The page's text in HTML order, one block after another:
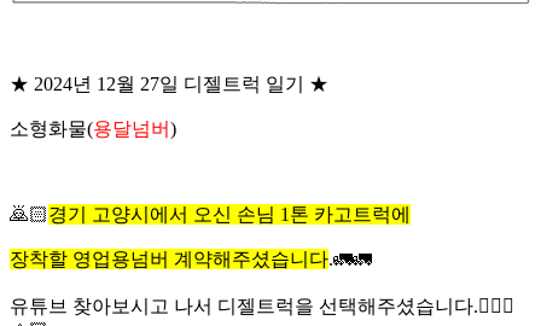
★ 2024년 12월 27일 디젤트럭 일기 ★
소형화물(용달넘버)
🙇🏻경기 고양시에서 오신 손님 1톤 카고트럭에
장착할 영업용넘버 계약해주셨습니다.🚛🚛
유튜브 찾아보시고 나서 디젤트럭을 선택해주셨습니다.👨‍❤️‍👨